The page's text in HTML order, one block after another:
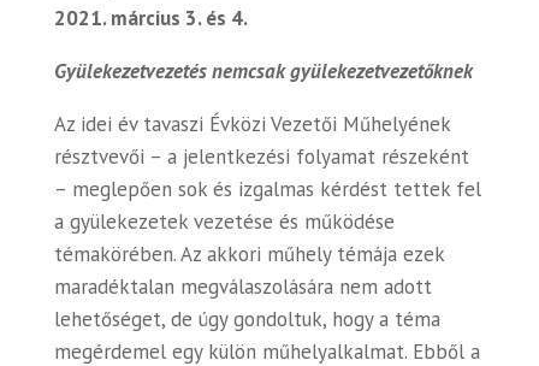
2021. március 3. és 4.
Gyülekezetvezetés nemcsak gyülekezetvezetőknek
Az idei év tavaszi Évközi Vezetői Műhelyének
résztvevői – a jelentkezési folyamat részeként
– meglepően sok és izgalmas kérdést tettek fel
a gyülekezetek vezetése és működése
témakörében. Az akkori műhely témája ezek
maradéktalan megválaszolására nem adott
lehetőséget, de úgy gondoltuk, hogy a téma
megérdemel egy külön műhelyalkalmat. Ebből a